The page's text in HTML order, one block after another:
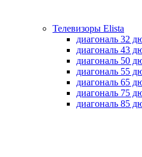
Телевизоры Elista
диагональ 32
диагональ 43
диагональ 50
диагональ 55
диагональ 65
диагональ 75
диагональ 85